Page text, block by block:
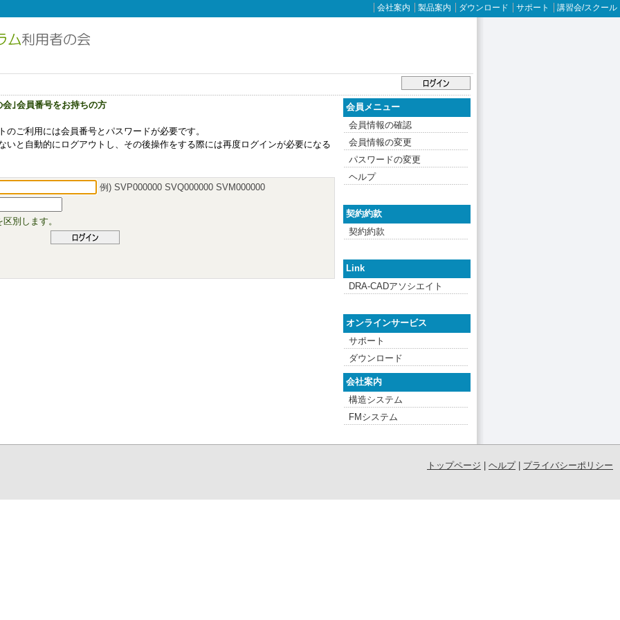
会社案内 製品案内 ダウンロード サポート 講習会/スクール
｣会員番号をお持ちの方
ご利用には会員番号とパスワードが必要です。
いと自動的にログアウトし、その後操作をする際には再度ログインが必要になる
例) SVP000000 SVQ000000 SVM000000
別します。
会員メニュー
会員情報の確認
会員情報の変更
パスワードの変更
ヘルプ
契約約款
契約約款
Link
DRA-CADアソシエイト
オンラインサービス
サポート
ダウンロード
会社案内
構造システム
FMシステム
トップページ ヘルプ| プライバシーポリシー